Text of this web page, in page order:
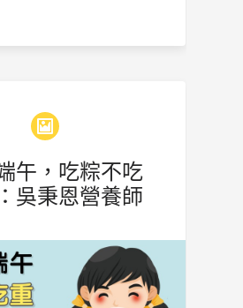
午，吃粽不吃
吳秉恩營養師